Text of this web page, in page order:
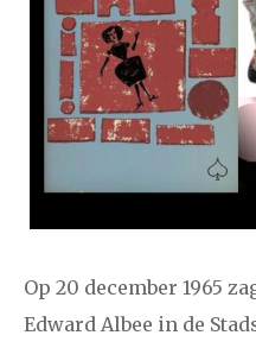
2024 augustus september
december
2023
januari februari
augustus september
januari februari
Op 20 december 1965
Edward Albee in de